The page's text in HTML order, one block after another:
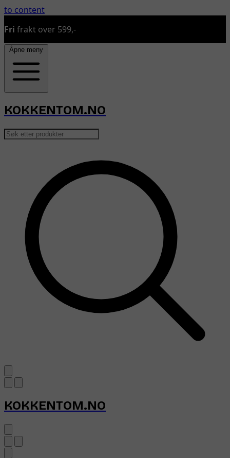
to content
Sender bestillinger man, ons og fredager
…Åpne meny
KOKKENTOM.NO
KOKKENTOM.NO